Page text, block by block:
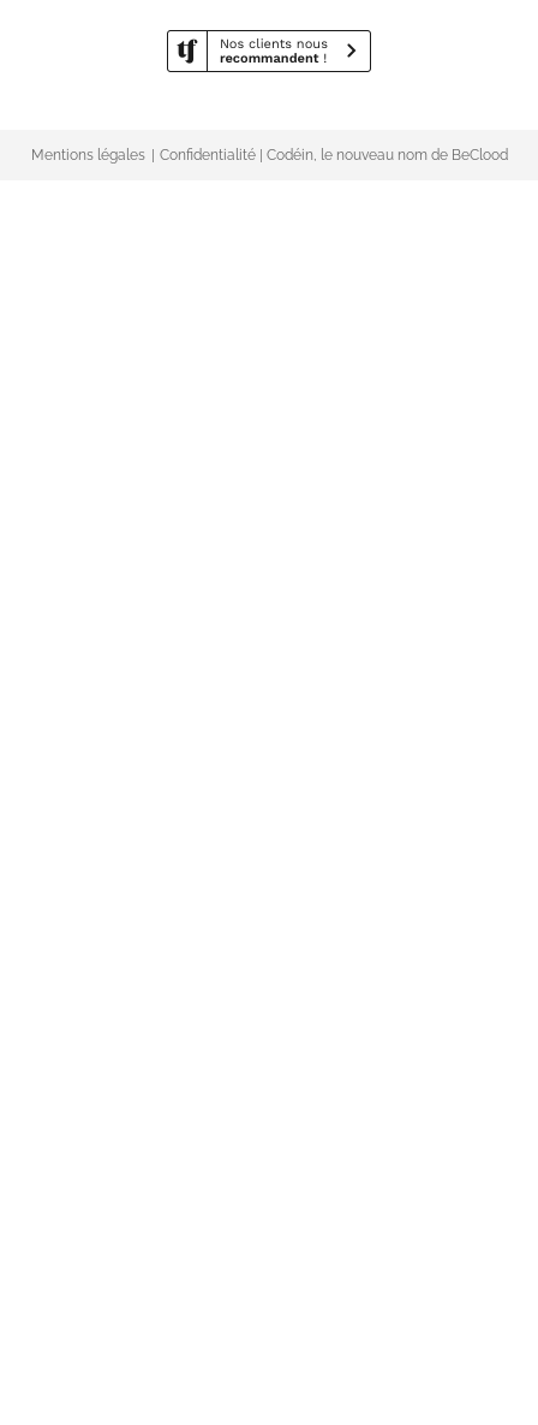
Mentions légales Confidentialité | Codéin, le nouveau nom de BeClood